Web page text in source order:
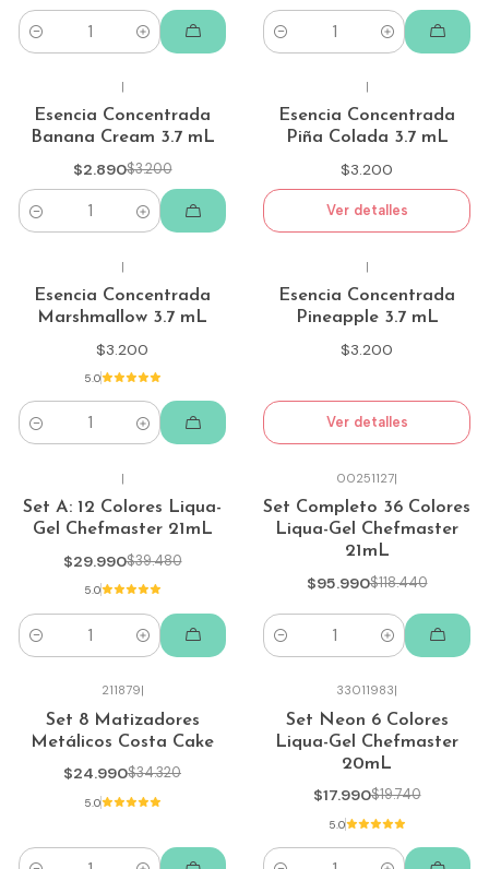
Cantidad Cantidad
-10%
|
Esencia Concentrada
Banana Cream 3.7 mL
$2.890$3.200
Cantidad
|
Esencia Concentrada
Piña Colada 3.7 mL
$3.200
Ver detalles
|
Esencia Concentrada
Marshmallow 3.7 mL
$3.200
5.0
Cantidad
|
Esencia Concentrada
Pineapple 3.7 mL
$3.200
Ver detalles
-24%
|
Set A: 12 Colores Liqua-
Gel Chefmaster 21mL
$29.990$39.480
5.0
Cantidad
-19%
00251127|
Set Completo 36 Colores
Liqua-Gel Chefmaster
21mL
$95.990$118.440
Cantidad
-27%
211879|
Set 8 Matizadores
Metálicos Costa Cake
$24.990$34.320
5.0
-9%
33011983|
Set Neon 6 Colores
Liqua-Gel Chefmaster
20mL
$17.990$19.740
5.0